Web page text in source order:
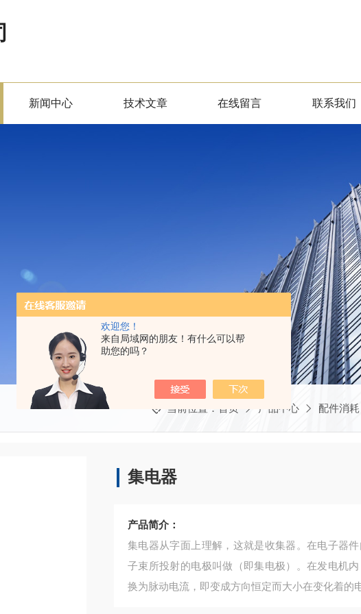
欢迎您！
来自局域网的朋友！有什么可以帮
助您的吗？
新闻中心 技术文章 在线留言 联系我们
当前位置： 首页 产品中心 配件消耗
集电器
产品简介：
集电器从字面上理解，这就是收集器。在电子器
子束所投射的电极叫做（即集电极）。在发电机
换为脉动电流，即变成方向恒定而大小在变化着的